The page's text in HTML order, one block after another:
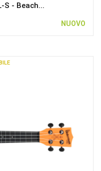
S - Beach...
NUOVO